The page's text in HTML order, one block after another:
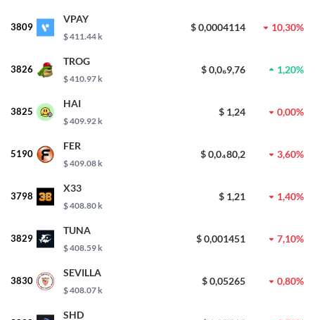
3809
VPAY
$ 411.44 k
$ 0,0004114 10,30%
3826
TROG
$ 410.97 k
$ 0,0₆9,76 1,20%
3825
HAI
$ 409.92 k
$ 1,24 0,00%
5190
FER
$ 409.08 k
$ 0,0₄80,2 3,60%
3798
X33
$ 408.80 k
$ 1,21 1,40%
3829
TUNA
$ 408.59 k
$ 0,001451 7,10%
3830
SEVILLA
$ 408.07 k
$ 0,05265 0,80%
SHD